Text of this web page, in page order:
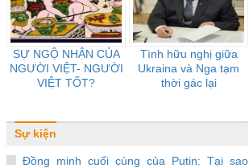
SỰ NGỘ NHẬN CỦA
NGƯỜI VIỆT- NGƯỜI
VIỆT TỐT?
Tình hữu nghị giữa
Ukraina và Nga tạm
thời gác lại
Sự kiện
Đồng minh cuối cùng của Putin: Tại sao